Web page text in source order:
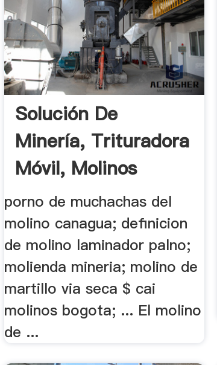
Solución De
Minería, Trituradora
Móvil, Molinos
porno de muchachas del
molino canagua; definicion
de molino laminador palno;
molienda mineria; molino de
martillo via seca $ cai
molinos bogota; ... El molino
de ...